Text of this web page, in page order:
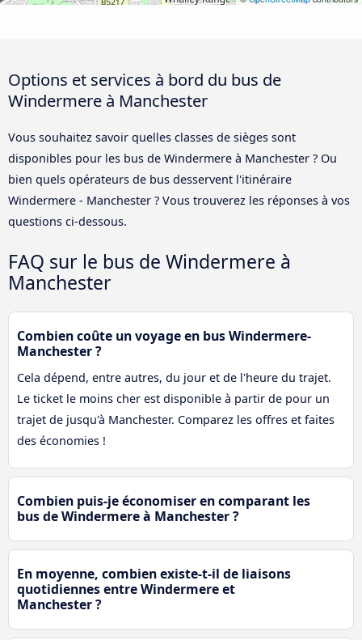
Options et services à bord du bus de
Windermere à Manchester
Vous souhaitez savoir quelles classes de sièges sont
disponibles pour les bus de Windermere à Manchester ? Ou
bien quels opérateurs de bus desservent l'itinéraire
Windermere - Manchester ? Vous trouverez les réponses à vos
questions ci-dessous.
FAQ sur le bus de Windermere à
Manchester
Combien coûte un voyage en bus Windermere-
Manchester ?
Cela dépend, entre autres, du jour et de l'heure du trajet.
Le ticket le moins cher est disponible à partir de pour un
trajet de jusqu'à Manchester. Comparez les offres et faites
des économies !
Combien puis-je économiser en comparant les
bus de Windermere à Manchester ?
En moyenne, combien existe-t-il de liaisons
quotidiennes entre Windermere et
Manchester ?